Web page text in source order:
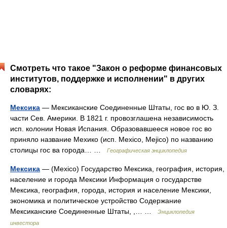
Смотреть что такое "Закон о реформе финансовых
институтов, поддержке и исполнении" в других
словарях:
Мексика — Мексиканские Соединенные Штаты, гос во в Ю. З.
части Сев. Америки. В 1821 г. провозглашена независимость
исп. колонии Новая Испания. Образовавшееся новое гос во
приняло название Мехико (исп. Mexico, Mejico) по названию
столицы гос ва города… …
Географическая энциклопедия
Мексика — (Mexico) Государство Мексика, география, история,
население и города Мексики Информация о государстве
Мексика, география, города, история и население Мексики,
экономика и политическое устройство Содержание
Мексиканские Соединенные Штаты, ,… …
Энциклопедия
инвестора